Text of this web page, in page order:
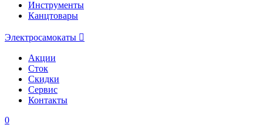
Инструменты
Канцтовары
Электросамокаты
Акции
Сток
Скидки
Сервис
Контакты
0